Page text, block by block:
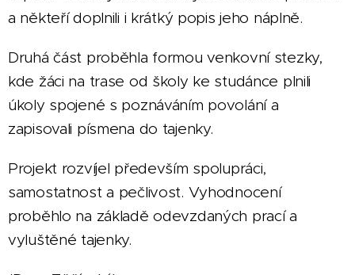
a někteří doplnili i krátký popis jeho náplně.
Druhá část proběhla formou venkovní stezky,
kde žáci na trase od školy ke studánce plnili
úkoly spojené s poznáváním povolání a
zapisovali písmena do tajenky.
Projekt rozvíjel především spolupráci,
samostatnost a pečlivost. Vyhodnocení
proběhlo na základě odevzdaných prací a
vyluštěné tajenky.